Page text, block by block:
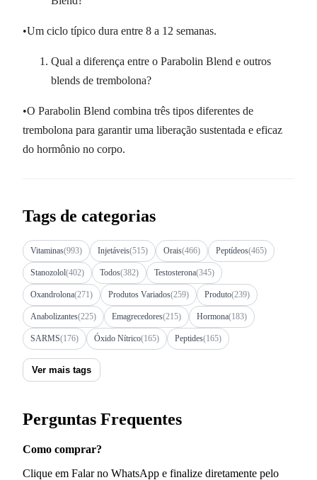
•Um ciclo típico dura entre 8 a 12 semanas.
Qual a diferença entre o Parabolin Blend e outros
blends de trembolona?
•O Parabolin Blend combina três tipos diferentes de
trembolona para garantir uma liberação sustentada e eficaz
do hormônio no corpo.
Tags de categorias
Vitaminas(993) Injetáveis(515) Orais(466) Peptídeos(465)
Stanozolol(402) Todos(382) Testosterona(345)
Oxandrolona(271) Produtos Variados(259) Produto(239)
Anabolizantes(225) Emagrecedores(215) Hormona(183)
SARMS(176) Óxido Nítrico(165) Peptides(165)
Ver mais tags
Perguntas Frequentes
Como comprar?
Clique em Falar no WhatsApp e finalize diretamente pelo